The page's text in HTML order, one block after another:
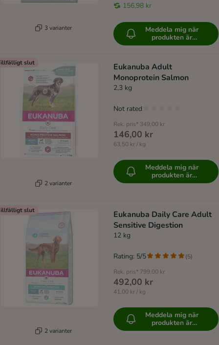
3 varianter
156,98 kr
Meddela mig när
produkten är
tillgänglig
slut
2 varianter
Eukanuba Adult
Monoprotein Salmon
2,3 kg
Rek. pris* 349,00 kr
146,00 kr
63,50 kr / kg
Not rated
Meddela mig när
produkten är
tillgänglig
slut
2 varianter
Eukanuba Daily Care Adult
Sensitive Digestion
12 kg
Rek. pris* 799,00 kr
492,00 kr
41,00 kr / kg
Rating: 5/5 (5)
Meddela mig när
produkten är
tillgänglig